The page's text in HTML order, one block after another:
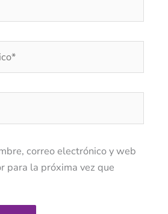
correo electrónico y web
para la próxima vez que